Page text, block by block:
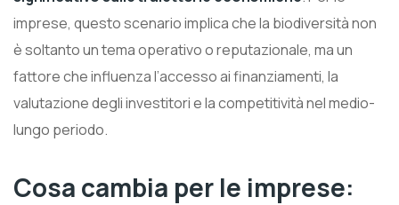
imprese, questo scenario implica che la biodiversità non
è soltanto un tema operativo o reputazionale, ma un
fattore che influenza l’accesso ai finanziamenti, la
valutazione degli investitori e la competitività nel medio-
lungo periodo.
Cosa cambia per le imprese: